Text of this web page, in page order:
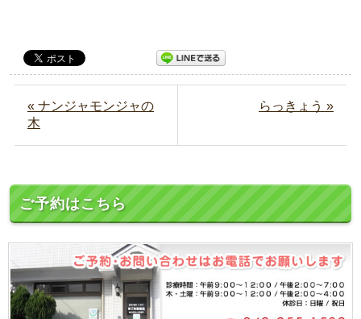
« ナンジャモンジャの
木
らっきょう »
ご予約はこちら